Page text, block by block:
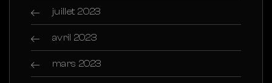
juillet 2023
avril 2023
mars 2023